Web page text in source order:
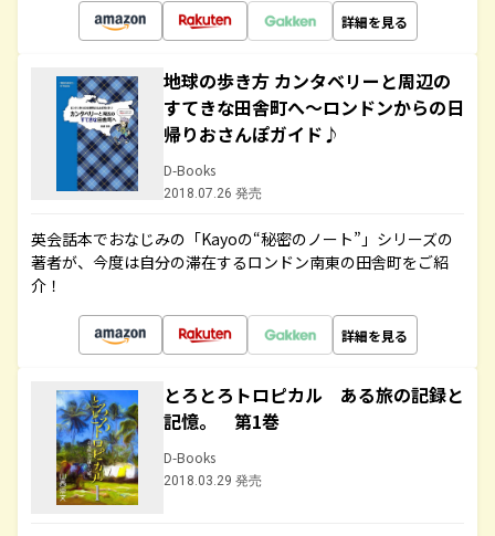
詳細を見る
地球の歩き方 カンタベリーと周辺の
すてきな田舎町へ～ロンドンからの日
帰りおさんぽガイド♪
D-Books
2018.07.26 発売
英会話本でおなじみの「Kayoの“秘密のノート”」シリーズの
著者が、今度は自分の滞在するロンドン南東の田舎町をご紹
介！
詳細を見る
とろとろトロピカル ある旅の記録と
記憶。 第1巻
D-Books
2018.03.29 発売